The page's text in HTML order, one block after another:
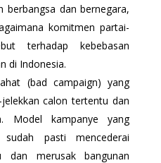
berbangsa dan bernegara,
komitmen partai-
terhadap kebebasan
di Indonesia.
(bad campaign) yang
calon tertentu dan
Model kampanye yang
pasti mencederai
dan merusak bangunan